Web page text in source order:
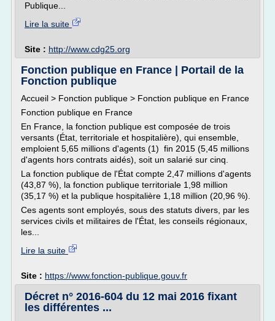
Publique...
Lire la suite
Site : http://www.cdg25.org
Fonction publique en France | Portail de la
Fonction publique
Accueil > Fonction publique > Fonction publique en France
Fonction publique en France
En France, la fonction publique est composée de trois
versants (État, territoriale et hospitalière), qui ensemble,
emploient 5,65 millions d'agents (1) fin 2015 (5,45 millions
d'agents hors contrats aidés), soit un salarié sur cinq.
La fonction publique de l'État compte 2,47 millions d'agents
(43,87 %), la fonction publique territoriale 1,98 million
(35,17 %) et la publique hospitalière 1,18 million (20,96 %).
Ces agents sont employés, sous des statuts divers, par les
services civils et militaires de l'État, les conseils régionaux,
les...
Lire la suite
Site : https://www.fonction-publique.gouv.fr
Décret n° 2016-604 du 12 mai 2016 fixant
les différentes ...